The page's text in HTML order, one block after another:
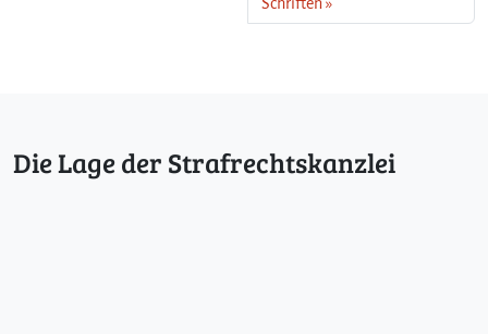
Die Lage der Strafrechtskanzlei